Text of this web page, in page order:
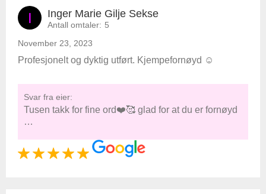
I Inger Marie Gilje Sekse
Antall omtaler: 5
November 23, 2023
Profesjonelt og dyktig utført. Kjempefornøyd ☺️
Svar fra eier:
Tusen takk for fine ord❤️🥰 glad for at du er fornøyd
…